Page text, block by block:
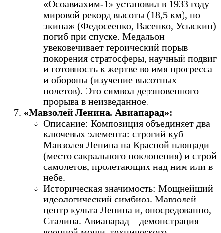
«Осоавиахим-1» установил в 1933 году
мировой рекорд высоты (18,5 км), но
экипаж (Федосеенко, Васенко, Усыскин)
погиб при спуске. Медальон
увековечивает героический порыв
покорения стратосферы, научный подвиг
и готовность к жертве во имя прогресса
и обороны (изучение высотных
полетов). Это символ дерзновенного
прорыва в неизведанное.
«Мавзолей Ленина. Авиапарад»:
Описание: Композиция объединяет два
ключевых элемента: строгий куб
Мавзолея Ленина на Красной площади
(место сакрального поклонения) и строй
самолетов, пролетающих над ним или в
небе.
Историческая значимость: Мощнейший
идеологический симбиоз. Мавзолей –
центр культа Ленина и, опосредованно,
Сталина. Авиапарад – демонстрация